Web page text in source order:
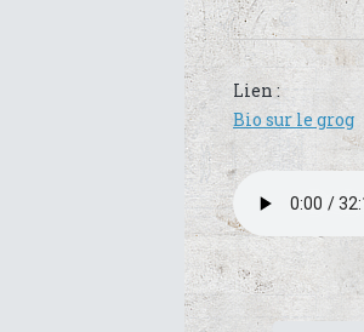
Lien :
Bio sur le grog